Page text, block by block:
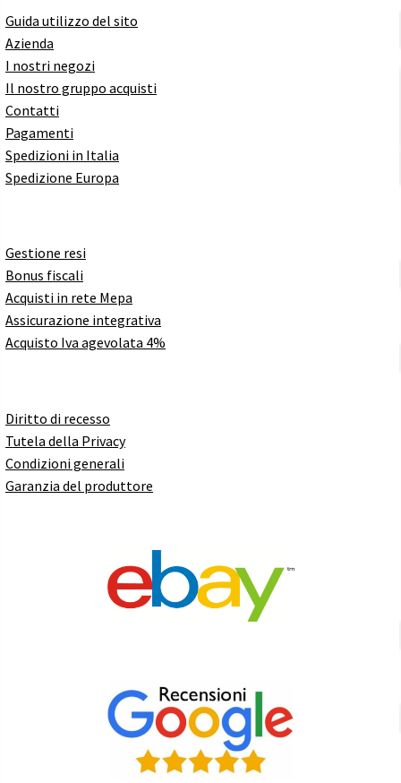
Guida utilizzo del sito
Azienda
I nostri negozi
Il nostro gruppo acquisti
Contatti
Pagamenti
Spedizioni in Italia
Spedizione Europa
Gestione resi
Bonus fiscali
Acquisti in rete Mepa
Assicurazione integrativa
Acquisto Iva agevolata 4%
Diritto di recesso
Tutela della Privacy
Condizioni generali
Garanzia del produttore